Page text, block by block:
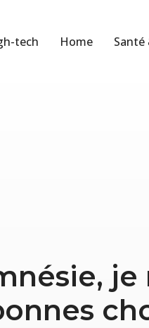
tech Home Santé